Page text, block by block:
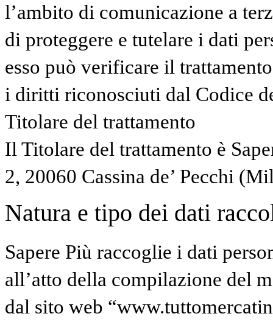
l’ambito di comunicazione a
di proteggere e tutelare i dati
esso può verificare il
i diritti riconosciuti dal Codice
Titolare del trattamento
Il Titolare del trattamento è
2, 20060 Cassina de’ Pecchi
Natura e tipo dei dati
Sapere Più raccoglie i dati
all’atto della compilazione del
dal sito web